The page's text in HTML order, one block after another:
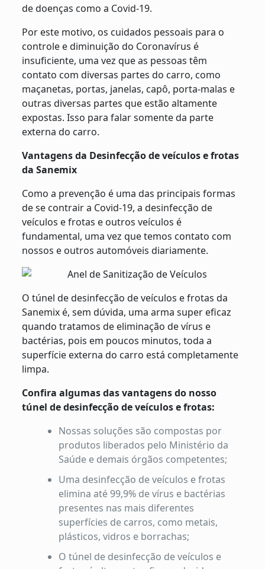
de doenças como a Covid-19.
Por este motivo, os cuidados pessoais para o
controle e diminuição do Coronavírus é
insuficiente, uma vez que as pessoas têm
contato com diversas partes do carro, como
maçanetas, portas, janelas, capô, porta-malas e
outras diversas partes que estão altamente
expostas. Isso para falar somente da parte
externa do carro.
Vantagens da Desinfecção de veículos e frotas
da Sanemix
Como a prevenção é uma das principais formas
de se contrair a Covid-19, a desinfecção de
veículos e frotas e outros veículos é
fundamental, uma vez que temos contato com
nossos e outros automóveis diariamente.
O túnel de desinfecção de veículos e frotas da
Sanemix é, sem dúvida, uma arma super eficaz
quando tratamos de eliminação de vírus e
bactérias, pois em poucos minutos, toda a
superfície externa do carro está completamente
limpa.
Confira algumas das vantagens do nosso
túnel de desinfecção de veículos e frotas:
Nossas soluções são compostas por
produtos liberados pelo Ministério da
Saúde e demais órgãos competentes;
Uma desinfecção de veículos e frotas
elimina até 99,9% de vírus e bactérias
presentes nas mais diferentes
superfícies de carros, como metais,
plásticos, vidros e borrachas;
O túnel de desinfecção de veículos e